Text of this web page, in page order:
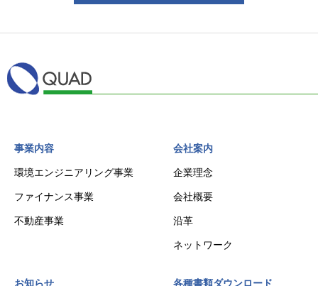
事業内容
環境エンジニアリング事業
ファイナンス事業
不動産事業
会社案内
企業理念
会社概要
沿革
ネットワーク
お知らせ 各種書類ダウンロード